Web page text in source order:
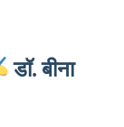
डॉ. बीना